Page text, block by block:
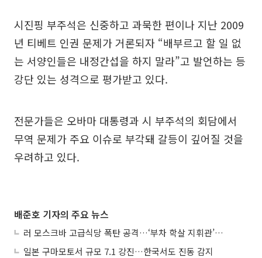
시진핑 부주석은 신중하고 과묵한 편이나 지난 2009
년 티베트 인권 문제가 거론되자 “배부르고 할 일 없
는 서양인들은 내정간섭을 하지 말라”고 발언하는 등
강단 있는 성격으로 평가받고 있다.
전문가들은 오바마 대통령과 시 부주석의 회담에서
무역 문제가 주요 이슈로 부각돼 갈등이 깊어질 것을
우려하고 있다.
배준호 기자의 주요 뉴스
러 모스크바 고급식당 폭탄 공격…‘부차 학살 지휘관’ 노렸나
일본 구마모토서 규모 7.1 강진…한국서도 진동 감지